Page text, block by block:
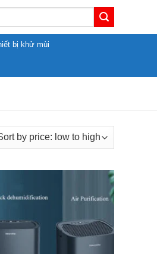
bị khử mùi